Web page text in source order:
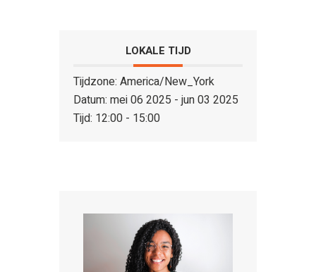
LOKALE TIJD
Tijdzone: America/New_York
Datum: mei 06 2025 - jun 03 2025
Tijd: 12:00 - 15:00